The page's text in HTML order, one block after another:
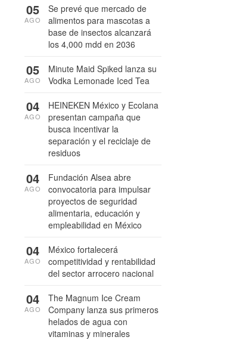
Se prevé que mercado de
alimentos para mascotas a
base de insectos alcanzará
los 4,000 mdd en 2036
05
AGO
Minute Maid Spiked lanza su
Vodka Lemonade Iced Tea
05
AGO
HEINEKEN México y Ecolana
presentan campaña que
busca incentivar la
separación y el reciclaje de
residuos
04
AGO
Fundación Alsea abre
convocatoria para impulsar
proyectos de seguridad
alimentaria, educación y
empleabilidad en México
04
AGO
México fortalecerá
competitividad y rentabilidad
del sector arrocero nacional
04
AGO
The Magnum Ice Cream
Company lanza sus primeros
helados de agua con
vitaminas y minerales
04
AGO